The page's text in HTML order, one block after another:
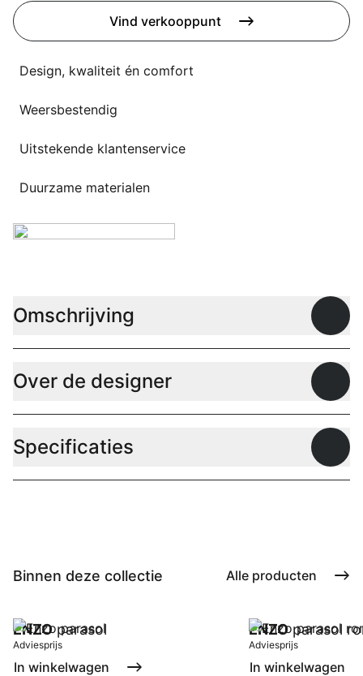
Overig
Deals
Flagship stores
Werken bij
Vind verkooppunt
Design, kwaliteit én comfort
Weersbestendig
Uitstekende klantenservice
Duurzame materialen
Omschrijving
Over de designer
Specificaties
Binnen deze collectie Alle producten
ENZOparasol
Adviesprijs
In winkelwagen
ENZOparasol
Adviesprijs
In winkelwagen